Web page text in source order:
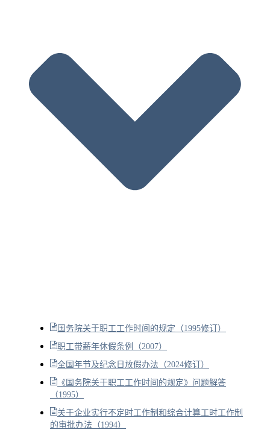
国务院关于职工工作时间的规定（1995修订）
职工带薪年休假条例（2007）
全国年节及纪念日放假办法（2024修订）
《国务院关于职工工作时间的规定》问题解答
（1995）
关于企业实行不定时工作制和综合计算工时工作制
的审批办法（1994）